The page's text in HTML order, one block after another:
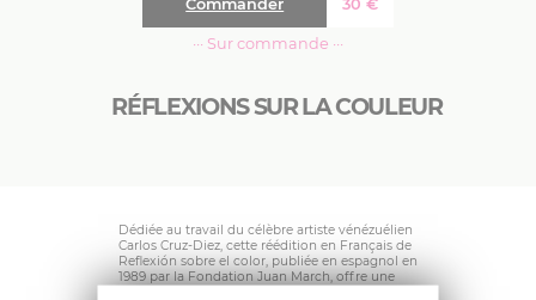
RÉFLEXIONS SUR LA COULEUR
30 €
Commander
··· Sur commande ···
Dédiée au travail du célèbre artiste vénézuélien
Carlos Cruz-Diez, cette réédition en Français de
Reflexión sobre el color, publiée en espagnol en
1989 par la Fondation Juan March, offre une